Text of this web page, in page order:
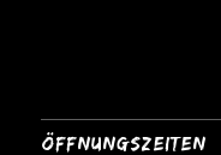
Öffnungszeiten